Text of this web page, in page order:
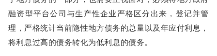
融资型平台公司与生产性企业严格区分出来，登记并管
理，严格统计当前隐性地方债务的总量以及年应付利息，
将利息过高的债务转化为低利息的债务。